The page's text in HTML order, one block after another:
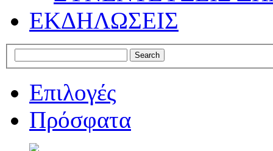
ΕΚΔΗΛΩΣΕΙΣ
Επιλογές
Πρόσφατα